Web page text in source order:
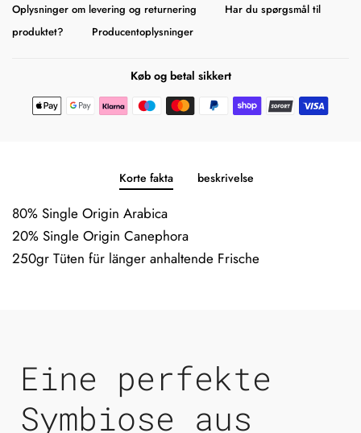
Oplysninger om levering og returnering
Har du spørgsmål til
produktet?
Producentoplysninger
Køb og betal sikkert
Korte fakta beskrivelse
80% Single Origin Arabica
20% Single Origin Canephora
250gr Tüten für länger anhaltende Frische
Eine perfekte
Symbiose aus